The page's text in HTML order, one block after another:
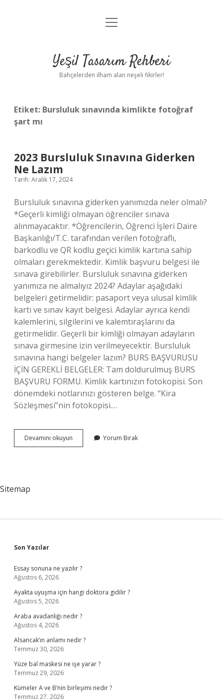
Anasayfa
Yasal Uyarı
menüyü
Yeşil Tasarım Rehberi
Bahçelerden ilham alan neşeli fikirler!
Etiket: Bursluluk sınavında kimlikte fotoğraf
şart mı
2023 Bursluluk Sınavına Giderken
Ne Lazım
Tarih: Aralık 17, 2024
Bursluluk sınavına giderken yanımızda neler olmalı?
*Geçerli kimliği olmayan öğrenciler sınava
alınmayacaktır. *Öğrencilerin, Öğrenci İşleri Daire
Başkanlığı/T.C. tarafından verilen fotoğraflı,
barkodlu ve QR kodlu geçici kimlik kartına sahip
olmaları gerekmektedir. Kimlik başvuru belgesi ile
sınava girebilirler. Bursluluk sınavına giderken
yanımıza ne almalıyız 2024? Adaylar aşağıdaki
belgeleri getirmelidir: pasaport veya ulusal kimlik
kartı ve sınav kayıt belgesi. Adaylar ayrıca kendi
kalemlerini, silgilerini ve kalemtıraşlarını da
getirmelidir. Geçerli bir kimliği olmayan adayların
sınava girmesine izin verilmeyecektir. Bursluluk
sınavına hangi belgeler lazım? BURS BAŞVURUSU
İÇİN GEREKLİ BELGELER: Tam doldurulmuş BURS
BAŞVURU FORMU. Kimlik kartınızın fotokopisi. Son
dönemdeki notlarınızı gösteren belge. “Kira
Sözleşmesi”nin fotokopisi.…
Devamını okuyun
Bursluluk
Yorum Bırak
Sitemap
Sidebar
Son Yazılar
Essay sonuna ne yazılır ?
Ağustos 6, 2026
Ayakta uyuşma için hangi doktora gidilir ?
Ağustos 5, 2026
Araba avadanlığı nedir ?
Ağustos 4, 2026
Alsancak’ın anlamı nedir ?
Temmuz 30, 2026
Yüze bal maskesi ne işe yarar ?
Temmuz 29, 2026
Kümeler A ve B’nin birleşimi nedir ?
Temmuz 27, 2026